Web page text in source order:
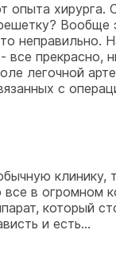
опыта хирурга.
неправильно.
прекрасно,
легочной
с
клинику,
в огромном
который
и есть...